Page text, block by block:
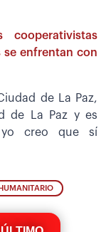
cooperativistas
se enfrentan con
de La Paz,
de La Paz y es
yo creo que sí